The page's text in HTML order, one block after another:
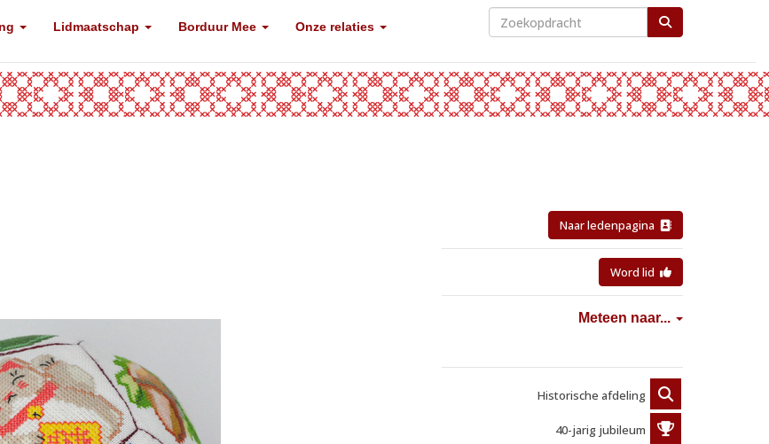
Lidmaatschap Borduur Mee Onze relaties
Naar ledenpagina
Word lid
Meteen naar...
Historische afdeling
40-jarig jubileum